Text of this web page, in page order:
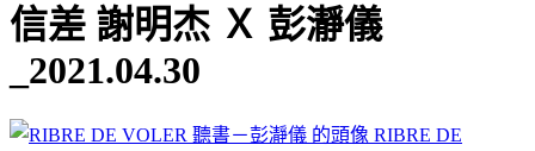
信差 謝明杰 Ｘ 彭瀞儀
_2021.04.30
RIBRE DE